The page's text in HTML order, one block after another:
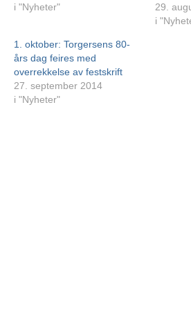
i "Nyheter"
29.
i
1. oktober: Torgersens 80-
års dag feires med
overrekkelse av festskrift
27. september 2014
i "Nyheter"